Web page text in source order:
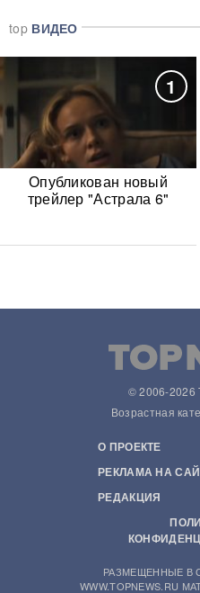
top ВИДЕО
1
Опубликован новый
трейлер "Астрала 6"
© 2006-2026
Возрастная
О ПРОЕКТЕ
РЕКЛАМА НА
РЕДАКЦИЯ
РАЗМЕЩЕННЫЕ В
WWW.TOPNEWS.RU